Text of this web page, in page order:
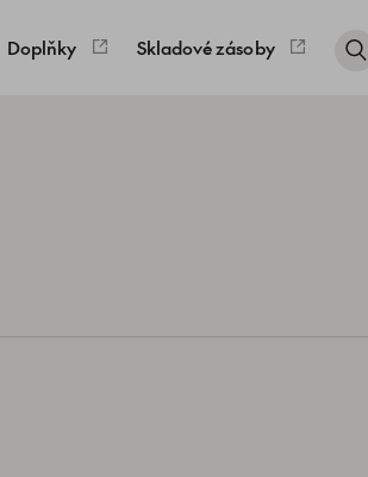
Doplňky Skladové zásoby